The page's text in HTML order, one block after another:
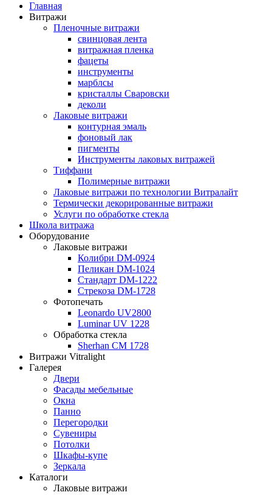
Главная
Витражи
Пленочные витражи
свинцовая лента
витражная пленка
фацеты
инструменты
марблсы
кристаллы Сваровски
деколи
Лаковые витражи
контурная эмаль
фоновый лак
пигменты
Инструменты лаковых витражей
Тиффани
Полимерные витражи
Лаковые витражи по технологии Витралайт
Термически декорированные витражи
Услуги по обработке стекла
Школа витража
Оборудование
Лаковые витражи
Колибри DM-0924
Пеликан DM-1024
Стандарт DM-1222
Стрекоза DM-1728
Фотопечать
Leonardo UV2800
Luminar UV 1228
Обработка стекла
Sherhan CM 1728
Витражи Vitralight
Галерея
Двери
Фасады мебельные
Окна
Панно
Перегородки
Сувениры
Потолки
Шкафы-купе
Зеркала
Каталоги
Лаковые витражи